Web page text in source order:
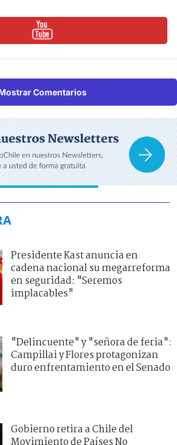
Comentarios
Presidente Kast anuncia en
cadena nacional su megarreforma
en seguridad: "Seremos
implacables"
"Delincuente" y "señora de feria":
Campillai y Flores protagonizan
duro enfrentamiento en el Senado
Gobierno retira a Chile del